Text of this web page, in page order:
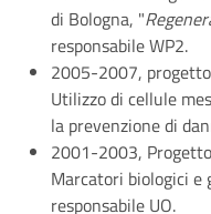
di Bologna, "
responsabile WP2.
2005-2007,
Utilizzo di cellule
la prevenzione di
2001-2003,
Marcatori biologici
responsabile UO.